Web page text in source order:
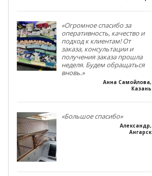
«Огромное спасибо за
оперативность, качество и
подход к клиентам! От
заказа, консультации и
получения заказа прошла
неделя. Будем обращаться
вновь.»
Анна Самойлова,
Казань
«Большое спасибо»
Александр,
Ангарск